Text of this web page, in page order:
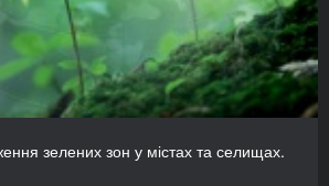
зелених зон у містах та селищах.